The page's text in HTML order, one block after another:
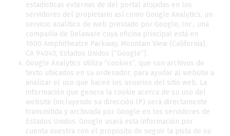
estadísticas externas de del portal alojadas en los
servidores del propietario así como Google Analytics, un
servicio analítico de web prestado por Google, Inc., una
compañía de Delaware cuya oficina principal está en
1600 Amphitheatre Parkway, Mountain View (California),
CA 94043, Estados Unidos (“Google”).
Google Analytics utiliza “cookies”, que son archivos de
texto ubicados en su ordenador, para ayudar al website a
analizar el uso que hacen los usuarios del sitio web. La
información que genera la cookie acerca de su uso del
website (incluyendo su dirección IP) será directamente
transmitida y archivada por Google en los servidores de
Estados Unidos. Google usará esta información por
cuenta nuestra con el propósito de seguir la pista de su